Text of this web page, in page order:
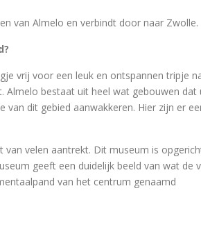
van Almelo en verbindt door naar Zwolle.
vrij voor een leuk en ontspannen tripje
Almelo bestaat uit heel wat gebouwen dat
van dit gebied aanwakkeren. Hier zijn er
velen aantrekt. Dit museum is
geeft een duidelijk beeld van wat de
van het centrum genaamd